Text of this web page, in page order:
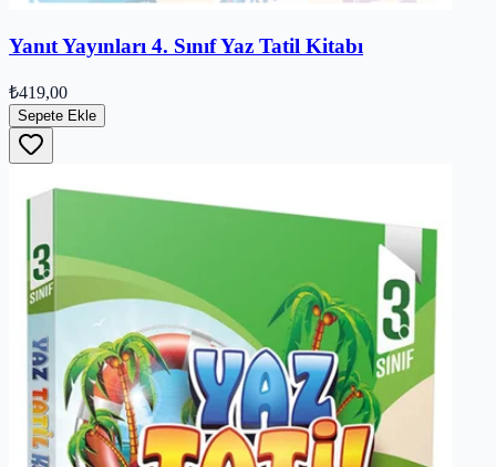
Yanıt Yayınları 4. Sınıf Yaz Tatil Kitabı
₺419,00
Sepete Ekle